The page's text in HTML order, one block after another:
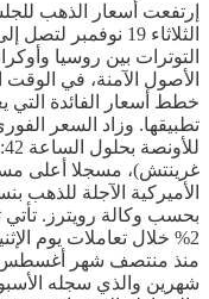
إرتفعت أسعار الذهب
الثلاثاء 19
التوترات بين روسيا
الأصول الآمنة، في
خطط أسعار الفائدة التي
بحسب وكالة رويترز. تأتي
2% خلال تعاملات يوم
منذ منتصف شهر أغسطس،
شهرين والذي سجله